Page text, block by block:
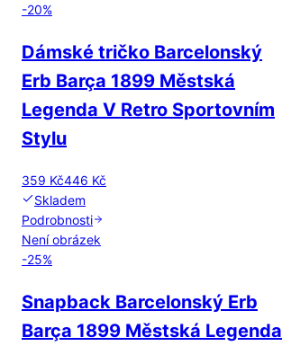
-20%
Dámské tričko Barcelonský
Erb Barça 1899 Městská
Legenda V Retro Sportovním
Stylu
359 Kč446 Kč
Skladem
Podrobnosti
Není obrázek
-25%
Snapback Barcelonský Erb
Barça 1899 Městská Legenda